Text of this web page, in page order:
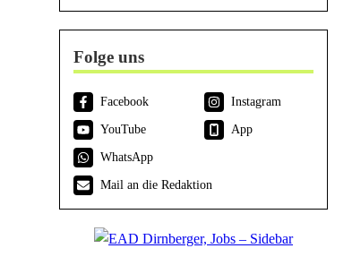
Folge uns
Facebook
Instagram
YouTube
App
WhatsApp
Mail an die Redaktion